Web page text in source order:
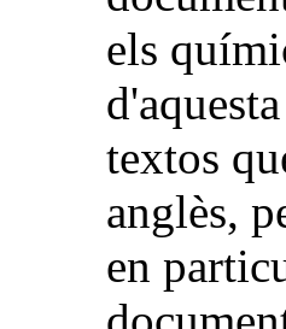
els
textos
anglès,
en